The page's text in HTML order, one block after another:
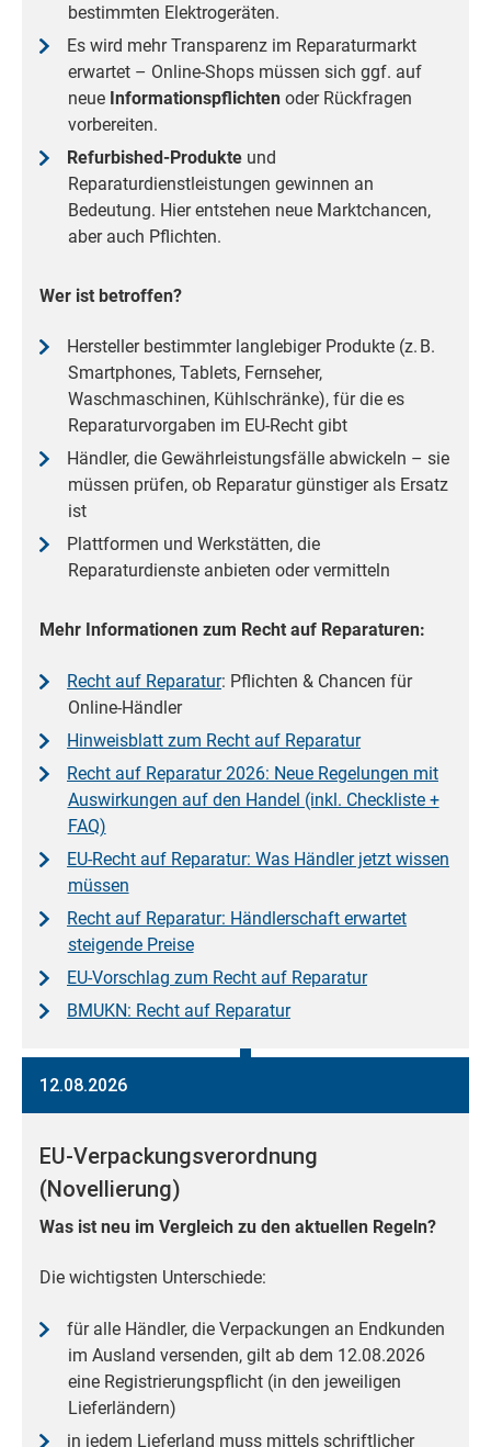
bestimmten Elektrogeräten.
Es wird mehr Transparenz im Reparaturmarkt
erwartet – Online-Shops müssen sich ggf. auf
neue Informationspflichten oder Rückfragen
vorbereiten.
Refurbished-Produkte und
Reparaturdienstleistungen gewinnen an
Bedeutung. Hier entstehen neue Marktchancen,
aber auch Pflichten.
Wer ist betroffen?
Hersteller bestimmter langlebiger Produkte (z. B.
Smartphones, Tablets, Fernseher,
Waschmaschinen, Kühlschränke), für die es
Reparaturvorgaben im EU-Recht gibt
Händler, die Gewährleistungsfälle abwickeln – sie
müssen prüfen, ob Reparatur günstiger als Ersatz
ist
Plattformen und Werkstätten, die
Reparaturdienste anbieten oder vermitteln
Mehr Informationen zum Recht auf Reparaturen:
Recht auf Reparatur: Pflichten & Chancen für
Online-Händler
Hinweisblatt zum Recht auf Reparatur
Recht auf Reparatur 2026: Neue Regelungen mit
Auswirkungen auf den Handel (inkl. Checkliste +
FAQ)
EU-Recht auf Reparatur: Was Händler jetzt wissen
müssen
Recht auf Reparatur: Händlerschaft erwartet
steigende Preise
EU-Vorschlag zum Recht auf Reparatur
BMUKN: Recht auf Reparatur
12.08.2026
EU-Verpackungsverordnung
(Novellierung)
Was ist neu im Vergleich zu den aktuellen Regeln?
Die wichtigsten Unterschiede:
für alle Händler, die Verpackungen an Endkunden
im Ausland versenden, gilt ab dem 12.08.2026
eine Registrierungspflicht (in den jeweiligen
Lieferländern)
in jedem Lieferland muss mittels schriftlicher